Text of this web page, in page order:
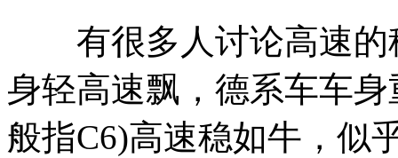
有很多人讨论高速的
身轻高速飘，德系车车
般指C6)高速稳如牛，似